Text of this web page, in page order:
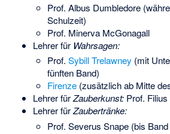
Prof. Albus Dumbledore
Schulzeit)
Prof. Minerva McGonagall
Lehrer für Wahrsagen:
Prof.Sybill Trelawney (mit
fünften Band)
Firenze (zusätzlich ab Mitte
Lehrer fürZauberkunst:Prof. Filius
Lehrer fürZaubertränke:
Prof. Severus Snape (bis Band